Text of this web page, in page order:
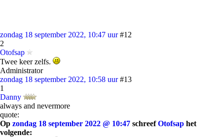
zondag 18 september 2022, 10:47 uur #12
2
Otofsap
Twee keer zelfs.
Administrator
zondag 18 september 2022, 10:58 uur #13
1
Danny
always and nevermore
quote:
Op zondag 18 september 2022 @ 10:47 schreefOtofsap het
volgende: